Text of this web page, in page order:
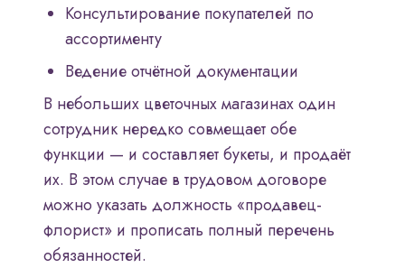
Консультирование покупателей по
ассортименту
Ведение отчётной документации
В небольших цветочных магазинах один
сотрудник нередко совмещает обе
функции — и составляет букеты, и продаёт
их. В этом случае в трудовом договоре
можно указать должность «продавец-
флорист» и прописать полный перечень
обязанностей.